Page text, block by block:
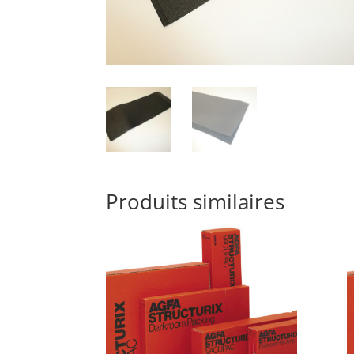
Produits similaires